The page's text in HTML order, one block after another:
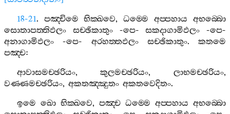
18-21. පඤ‍්චිමෙ භික‍්ඛවෙ,ධම‍්මෙ අප‍්පහාය
අභබ‍්බො
සොතාපත‍්තිඵලං
සච‍්ඡිකාතුං-පෙ-සකදාගාමිඵලං -පෙ-
අනාගාමිඵලං -පෙ- අරහත‍්තඵලං සච‍්ඡිකාතුං. කතමෙ
පඤ‍්ච:
ආවාසමච‍්ඡරියං,කුලමච‍්ඡරියං, ලාභමච‍්ඡරියං,
වණ‍්ණමච‍්ඡරියං, අකතඤ‍්ඤුතං අකතවෙදිතං.
ඉමෙ ඛො භික‍්ඛවෙ, පඤ‍්ච ධම‍්මෙ අප‍්පහාය අභබ‍්බො